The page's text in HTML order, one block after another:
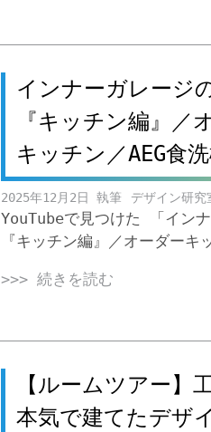
インナーガレージ
『キッチン編』／
キッチン／AEG食
2025年12月2日 デザイン研
YouTubeで見つけた 「イン
『キッチン編』／オーダーキ
>>> 続きを読む
【ルームツアー】
本気で建てたデザ